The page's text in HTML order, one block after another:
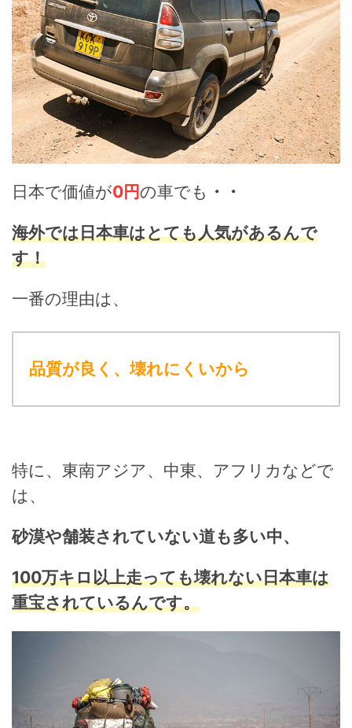
日本で価値が0円の車でも ・・
海外では日本車はとても人気があるんで
す！
一番の理由は、
品質が良く、壊れにくいから
特に、東南アジア、中東、アフリカなどで
は、
砂漠や舗装されていない道も多い中、
100万キロ以上走っても壊れない日本車は
重宝されているんです。